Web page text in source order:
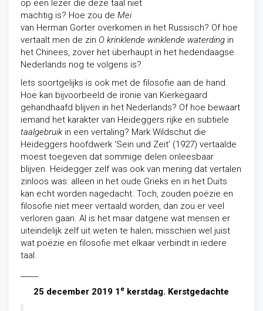
op een lezer die deze taal niet
machtig is? Hoe zou de Mei
van Herman Gorter overkomen in het Russisch? Of hoe
vertaalt men de zin O krinklende winklende waterding in
het Chinees, zover het überhaupt in het hedendaagse
Nederlands nog te volgens is?
Iets soortgelijks is ook met de filosofie aan de hand.
Hoe kan bijvoorbeeld de ironie van Kierkegaard
gehandhaafd blijven in het Nederlands? Of hoe bewaart
iemand het karakter van Heideggers rijke en subtiele
taalgebruik in een vertaling? Mark Wildschut die
Heideggers hoofdwerk ‘Sein und Zeit’ (1927) vertaalde
moest toegeven dat sommige delen onleesbaar
blijven. Heidegger zelf was ook van mening dat vertalen
zinloos was: alleen in het oude Grieks en in het Duits
kan echt worden nagedacht. Toch, zouden poëzie en
filosofie niet meer vertaald worden, dan zou er veel
verloren gaan. Al is het maar datgene wat mensen er
uiteindelijk zelf uit weten te halen; misschien wel juist
wat poëzie en filosofie met elkaar verbindt in iedere
taal.
25 december 2019 1 e kerstdag. Kerstgedachte